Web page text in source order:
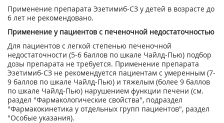
Применение препарата Эзетимиб-СЗ у детей в возрасте до
6 лет не рекомендовано.
Применение у пациентов с печеночной недостаточностью
Для пациентов с легкой степенью печеночной
недостаточности (5-6 баллов по шкале Чайлд-Пью) подбор
дозы препарата не требуется. Применение препарата
Эзетимиб-СЗ не рекомендуется пациентам с умеренным (7-
9 баллов по шкале Чайлд-Пью) и тяжелым (более 9 баллов
по шкале Чайлд-Пью) нарушением функции печени (см.
раздел "Фармакологические свойства", подраздел
"Фармакокинетика у отдельных групп пациентов", раздел
"Особые указания).